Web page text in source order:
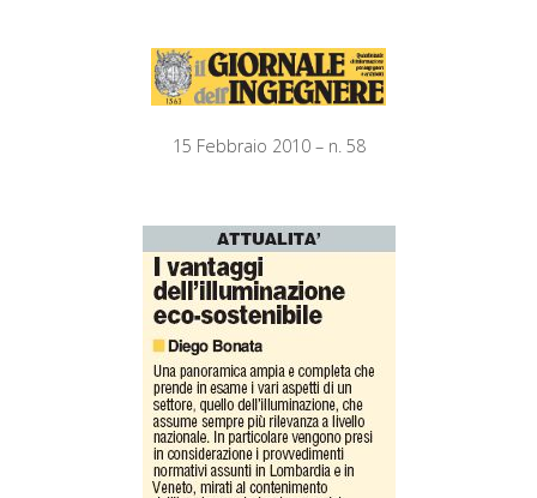
15 Febbraio 2010 – n. 58